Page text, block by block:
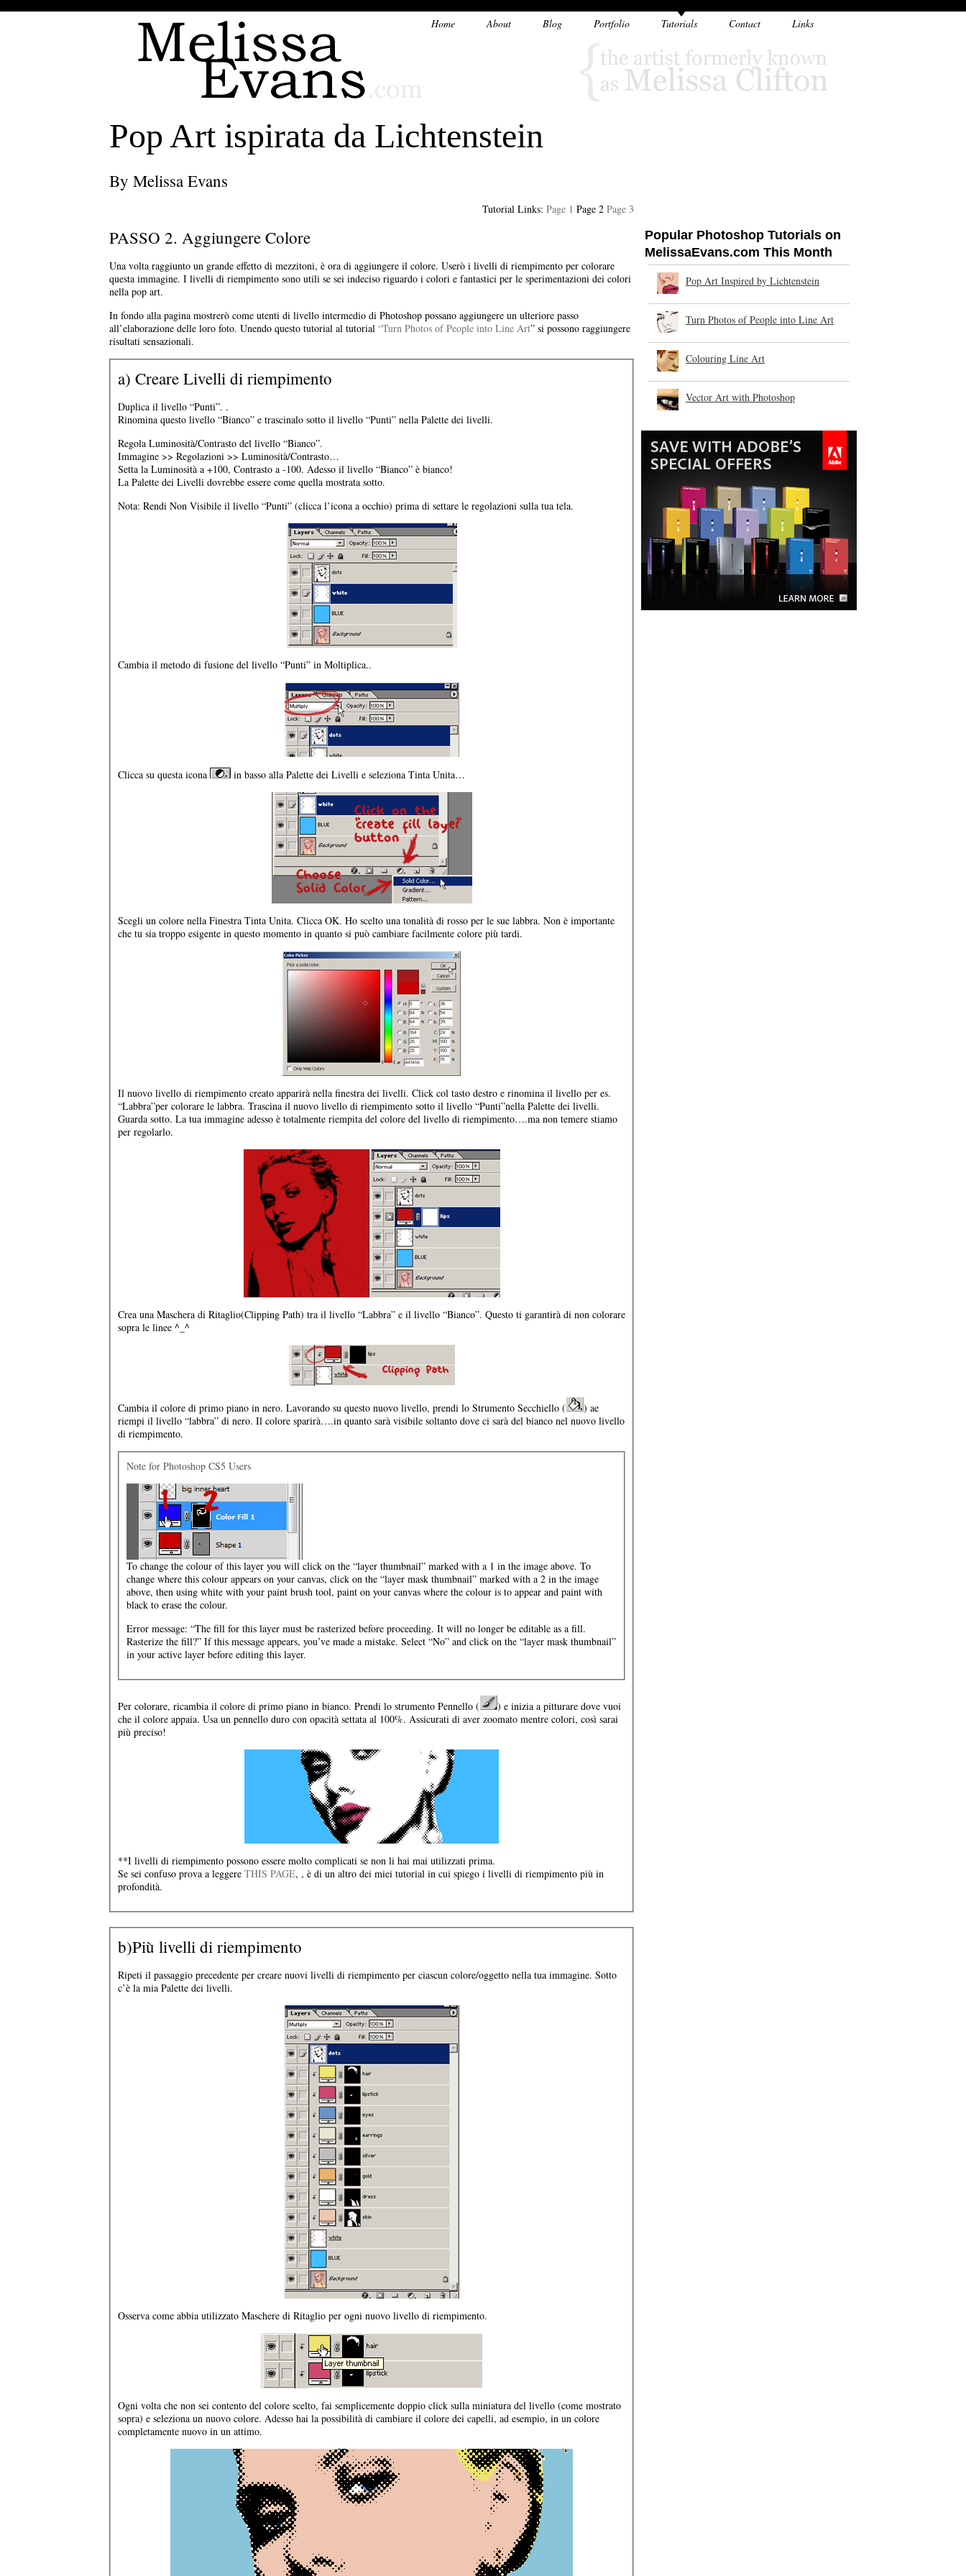
Home About Blog Portfolio Tutorials Contact Links
Pop Art ispirata da Lichtenstein
By Melissa Evans
Tutorial Links: Page 1 Page 2 Page 3
PASSO 2. Aggiungere Colore
Una volta raggiunto un grande effetto di mezzitoni, è ora di aggiungere il colore. Userò i livelli di riempimento per colorare
questa immagine. I livelli di riempimento sono utili se sei indeciso riguardo i colori e fantastici per le sperimentazioni dei colori
nella pop art.
In fondo alla pagina mostrerò come utenti di livello intermedio di Photoshop possano aggiungere un ulteriore passo
all’elaborazione delle loro foto. Unendo questo tutorial al tutorial “Turn Photos of People into Line Art” si possono raggiungere
risultati sensazionali.
a) Creare Livelli di riempimento
Duplica il livello “Punti”. .
Rinomina questo livello “Bianco” e trascinalo sotto il livello “Punti” nella Palette dei livelli.
Regola Luminosità/Contrasto del livello “Bianco”.
Immagine >> Regolazioni >> Luminosità/Contrasto…
Setta la Luminosità a +100, Contrasto a -100. Adesso il livello “Bianco” è bianco!
La Palette dei Livelli dovrebbe essere come quella mostrata sotto.
Nota: Rendi Non Visibile il livello “Punti” (clicca l’icona a occhio) prima di settare le regolazioni sulla tua tela.
Cambia il metodo di fusione del livello “Punti” in Moltiplica..
Clicca su questa icona in basso alla Palette dei Livelli e seleziona Tinta Unita…
Scegli un colore nella Finestra Tinta Unita. Clicca OK. Ho scelto una tonalità di rosso per le sue labbra. Non è importante
che tu sia troppo esigente in questo momento in quanto si può cambiare facilmente colore più tardi.
Il nuovo livello di riempimento creato apparirà nella finestra dei livelli. Click col tasto destro e rinomina il livello per es.
“Labbra”per colorare le labbra. Trascina il nuovo livello di riempimento sotto il livello “Punti”nella Palette dei livelli.
Guarda sotto. La tua immagine adesso è totalmente riempita del colore del livello di riempimento….ma non temere stiamo
per regolarlo.
Crea una Maschera di Ritaglio(Clipping Path) tra il livello “Labbra” e il livello “Bianco”. Questo ti garantirà di non colorare
sopra le linee ^_^
Cambia il colore di primo piano in nero. Lavorando su questo nuovo livello, prendi lo Strumento Secchiello (
) ae
riempi il livello “labbra” di nero. Il colore sparirà….in quanto sarà visibile soltanto dove ci sarà del bianco nel nuovo livello
di riempimento.
Note for Photoshop CS5 Users
To change the colour of this layer you will click on the “layer thumbnail” marked with a 1 in the image above. To
change where this colour appears on your canvas, click on the “layer mask thumbnail” marked with a 2 in the image
above, then using white with your paint brush tool, paint on your canvas where the colour is to appear and paint with
black to erase the colour.
Error message: “The fill for this layer must be rasterized before proceeding. It will no longer be editable as a fill.
Rasterize the fill?” If this message appears, you’ve made a mistake. Select “No” and click on the “layer mask thumbnail”
in your active layer before editing this layer.
Per colorare, ricambia il colore di primo piano in bianco. Prendi lo strumento Pennello (
) e inizia a pitturare dove vuoi
che il colore appaia. Usa un pennello duro con opacità settata al 100%. Assicurati di aver zoomato mentre colori, così sarai
più preciso!
**I livelli di riempimento possono essere molto complicati se non li hai mai utilizzati prima.
Se sei confuso prova a leggere THIS PAGE, , è di un altro dei miei tutorial in cui spiego i livelli di riempimento più in
profondità.
b)Più livelli di riempimento
Ripeti il passaggio precedente per creare nuovi livelli di riempimento per ciascun colore/oggetto nella tua immagine. Sotto
c’è la mia Palette dei livelli.
Osserva come abbia utilizzato Maschere di Ritaglio per ogni nuovo livello di riempimento.
Ogni volta che non sei contento del colore scelto, fai semplicemente doppio click sulla miniatura del livello (come mostrato
sopra) e seleziona un nuovo colore. Adesso hai la possibilità di cambiare il colore dei capelli, ad esempio, in un colore
completamente nuovo in un attimo.
Popular Photoshop Tutorials on
MelissaEvans.com This Month
Pop Art Inspired by Lichtenstein
Turn Photos of People into Line Art
Colouring Line Art
Vector Art with Photoshop